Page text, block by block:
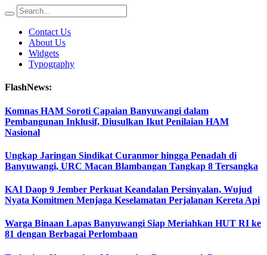
Contact Us
About Us
Widgets
Typography
FlashNews:
Komnas HAM Soroti Capaian Banyuwangi dalam
Pembangunan Inklusif, Diusulkan Ikut Penilaian HAM
Nasional
Ungkap Jaringan Sindikat Curanmor hingga Penadah di
Banyuwangi, URC Macan Blambangan Tangkap 8 Tersangka
KAI Daop 9 Jember Perkuat Keandalan Persinyalan, Wujud
Nyata Komitmen Menjaga Keselamatan Perjalanan Kereta Api
Warga Binaan Lapas Banyuwangi Siap Meriahkan HUT RI ke
81 dengan Berbagai Perlombaan